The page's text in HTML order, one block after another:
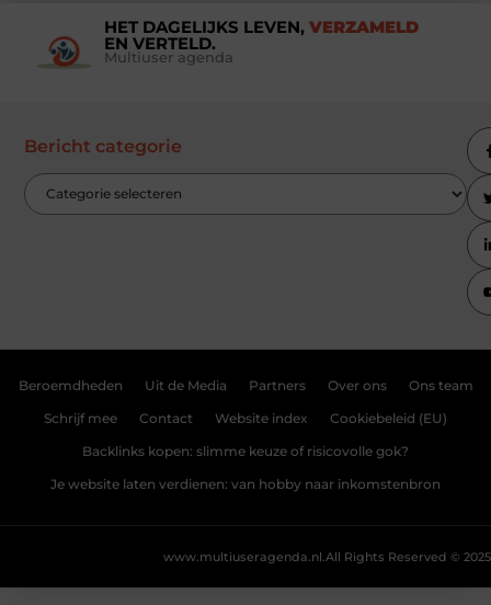
HET DAGELIJKS LEVEN, VERZAMELD
EN VERTELD.
Multiuser agenda
Bericht categorie
Beroemdheden Uit de Media Partners Over ons Ons team
Schrijf mee Contact Website index Cookiebeleid (EU)
Backlinks kopen: slimme keuze of risicovolle gok?
Je website laten verdienen: van hobby naar inkomstenbron
All Rights Reserved © 2025
www.multiuseragenda.nl.